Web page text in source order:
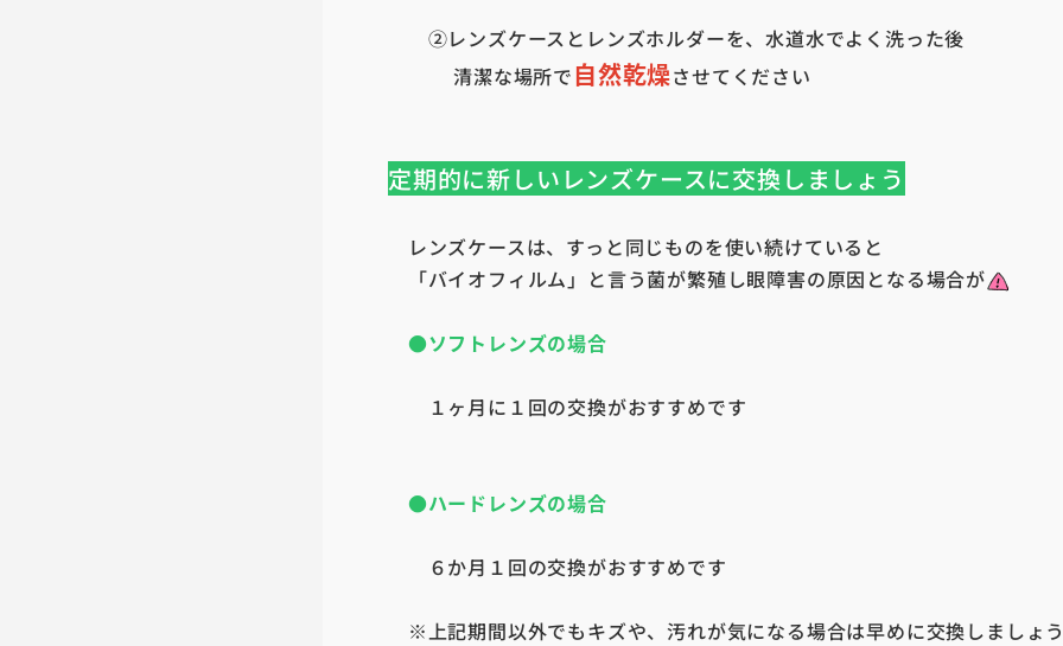
②レンズケースとレンズホルダーを、水道水でよく洗った後
清潔な場所で 自然乾燥させてください
定期的に新しいレンズケースに交換しましょう
レンズケースは、すっと同じものを使い続けていると
「バイオフィルム」と言う菌が繁殖し眼障害の原因となる場合が
●ソフトレンズの場合
１ヶ月に１回の交換がおすすめです
●ハードレンズの場合
６か月１回の交換がおすすめです
※上記期間以外でもキズや、汚れが気になる場合は早めに交換しましょ